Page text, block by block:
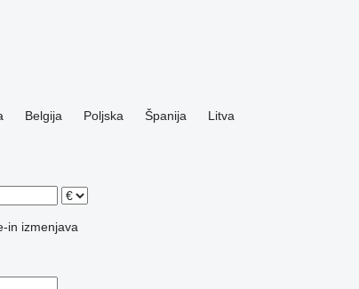
Belgija Poljska Španija
Litva
in izmenjava